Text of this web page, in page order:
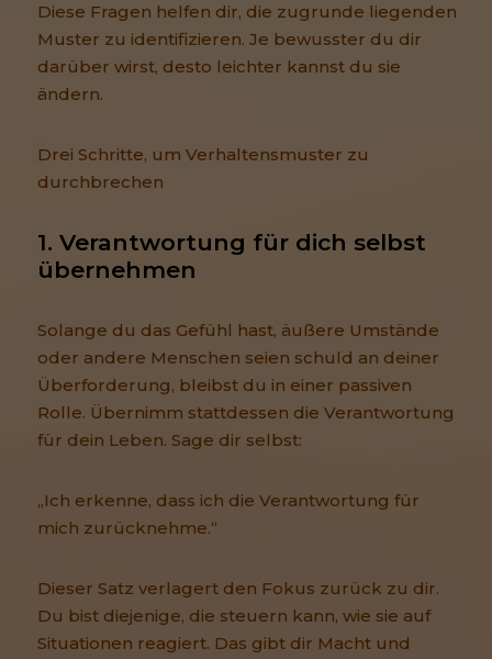
Diese Fragen helfen dir, die zugrunde liegenden
Muster zu identifizieren. Je bewusster du dir
darüber wirst, desto leichter kannst du sie
ändern.
Drei Schritte, um Verhaltensmuster zu
durchbrechen
1. Verantwortung für dich selbst
übernehmen
Solange du das Gefühl hast, äußere Umstände
oder andere Menschen seien schuld an deiner
Überforderung, bleibst du in einer passiven
Rolle. Übernimm stattdessen die Verantwortung
für dein Leben. Sage dir selbst:
„Ich erkenne, dass ich die Verantwortung für
mich zurücknehme.“
Dieser Satz verlagert den Fokus zurück zu dir.
Du bist diejenige, die steuern kann, wie sie auf
Situationen reagiert. Das gibt dir Macht und